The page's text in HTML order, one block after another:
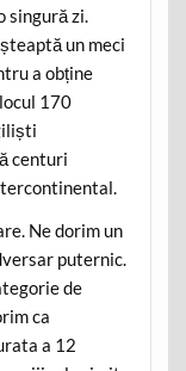
singură zi.
un meci
a obține
170
centuri
Ne dorim un
puternic.
de
ca
a 12